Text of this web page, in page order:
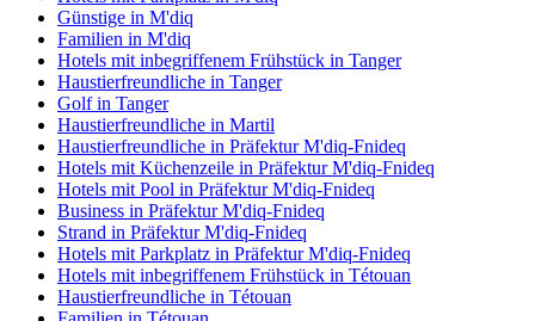
Günstige in M'diq
Familien in M'diq
Hotels mit inbegriffenem Frühstück in Tanger
Haustierfreundliche in Tanger
Golf in Tanger
Haustierfreundliche in Martil
Haustierfreundliche in Präfektur M'diq-Fnideq
Hotels mit Küchenzeile in Präfektur M'diq-Fnideq
Hotels mit Pool in Präfektur M'diq-Fnideq
Business in Präfektur M'diq-Fnideq
Strand in Präfektur M'diq-Fnideq
Hotels mit Parkplatz in Präfektur M'diq-Fnideq
Hotels mit inbegriffenem Frühstück in Tétouan
Haustierfreundliche in Tétouan